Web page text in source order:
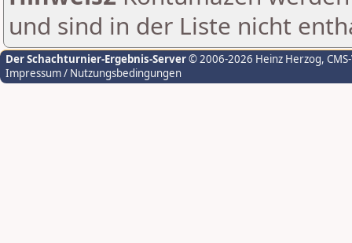
und sind in der Liste nicht
Der Schachturnier-Ergebnis-Server© 2006-2026 Heinz Herzog,
Impressum / Nutzungsbedingungen